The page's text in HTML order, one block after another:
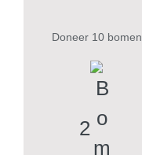
Doneer 10 bomen
2